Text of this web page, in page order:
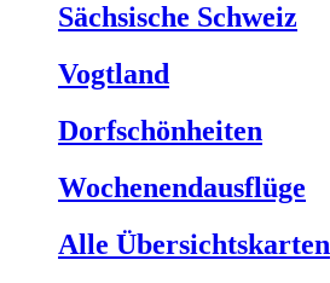
Sächsische Schweiz
Vogtland
Dorfschönheiten
Wochenendausflüge
Alle Übersichtskarten